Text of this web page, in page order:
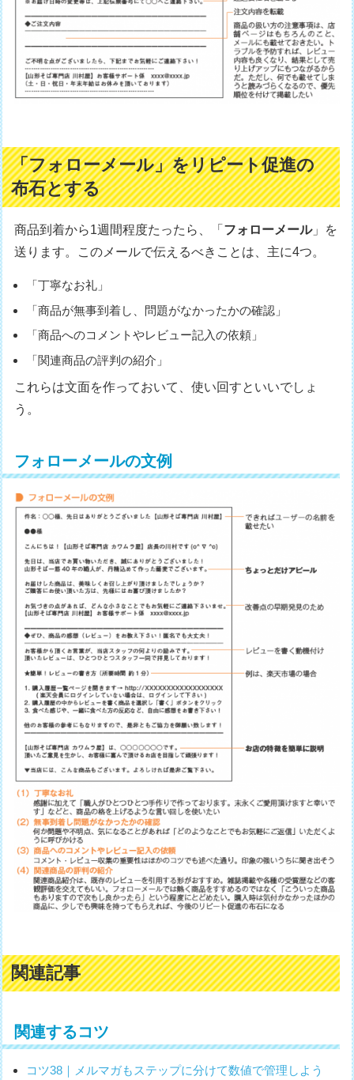
「フォローメール」をリピート促進の
布石とする
商品到着から1週間程度たったら、「 フォローメール」を
送ります。このメールで伝えるべきことは、主に4つ。
「丁寧なお礼」
「商品が無事到着し、問題がなかったかの確認」
「商品へのコメントやレビュー記入の依頼」
「関連商品の評判の紹介」
これらは文面を作っておいて、使い回すといいでしょ
う。
フォローメールの文例
関連記事
関連するコツ
コツ38｜メルマガもステップに分けて数値で管理しよう